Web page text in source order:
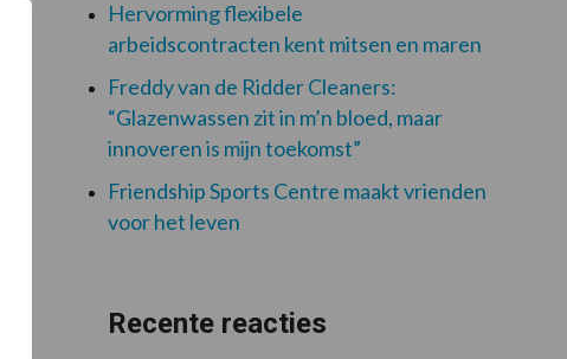
Hervorming flexibele
arbeidscontracten kent mitsen en maren
Freddy van de Ridder Cleaners:
“Glazenwassen zit in m’n bloed, maar
innoveren is mijn toekomst”
Friendship Sports Centre maakt vrienden
voor het leven
Recente reacties